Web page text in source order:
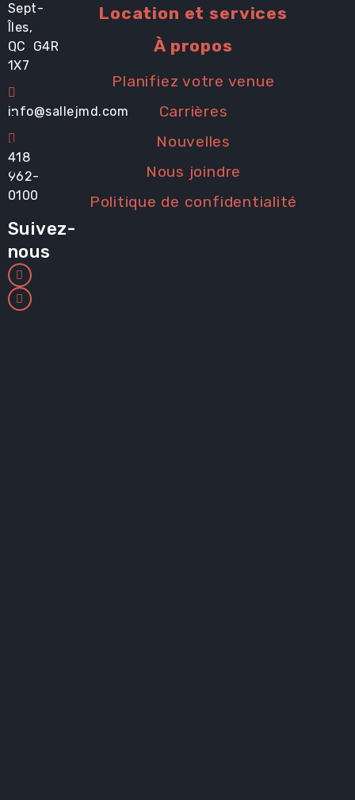
Sept-
Îles,
QC G4R
1X7
info@sallejmd.com
418
962-
0100
Suivez-
nous
Location et services
À propos
Planifiez votre venue
Carrières
Nouvelles
Nous joindre
Politique de confidentialité